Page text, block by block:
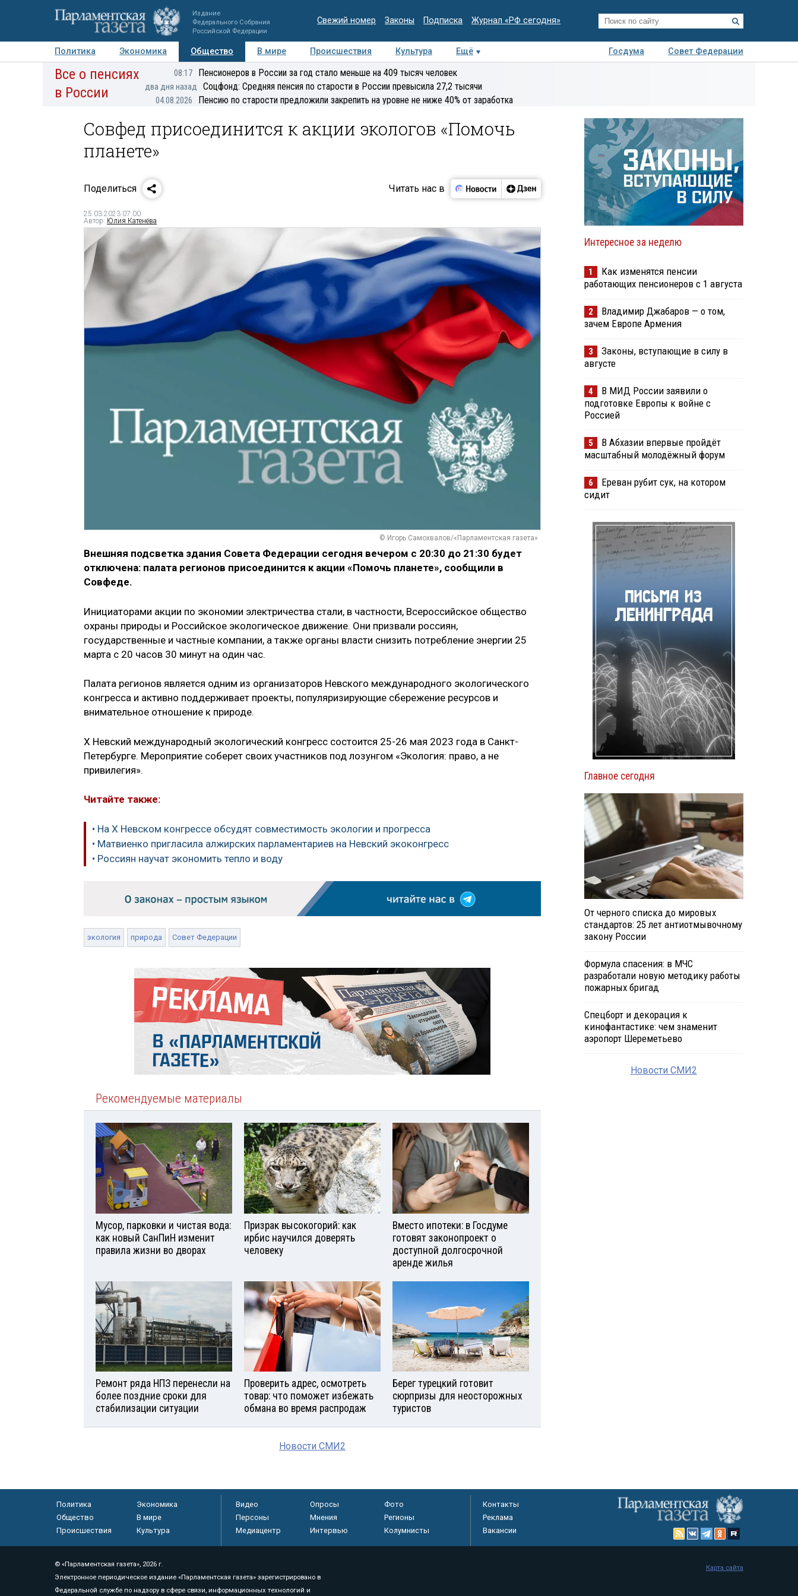
Издание
Федерального Собрания
Российской Федерации
Свежий номер Законы Подписка Журнал «РФ сегодня»
Политика Экономика Общество В мире Происшествия Культура Ещё Госдума
Совет Федерации
Авторы Персоны Мнения Регионы Медиацентр Интервью Колумнисты
Все о пенсиях
в России
08:17 Пенсионеров в России за год стало меньше на 409 тысяч человек
два дня назад Соцфонд: Средняя пенсия по старости в России превысила 27,2 тысячи
04.08.2026 Пенсию по старости предложили закрепить на уровне не ниже 40% от заработка
Совфед присоединится к акции экологов «Помочь
планете»
Поделиться Читать нас в
25.03.2023 07:00
Автор: Юлия Катенёва
© Игорь Самохвалов/«Парламентская газета»
Внешняя подсветка здания Совета Федерации сегодня вечером с 20:30 до 21:30 будет
отключена: палата регионов присоединится к акции «Помочь планете», сообщили в
Совфеде.
Инициаторами акции по экономии электричества стали, в частности, Всероссийское общество
охраны природы и Российское экологическое движение. Они призвали россиян,
государственные и частные компании, а также органы власти снизить потребление энергии 25
марта с 20 часов 30 минут на один час.
Палата регионов является одним из организаторов Невского международного экологического
конгресса и активно поддерживает проекты, популяризирующие сбережение ресурсов и
внимательное отношение к природе.
Х Невский международный экологический конгресс состоится 25-26 мая 2023 года в Санкт-
Петербурге. Мероприятие соберет своих участников под лозунгом «Экология: право, а не
привилегия».
Читайте также:
• На X Невском конгрессе обсудят совместимость экологии и прогресса
• Матвиенко пригласила алжирских парламентариев на Невский экоконгресс
• Россиян научат экономить тепло и воду
экология природа Совет Федерации
Рекомендуемые материалы
Мусор, парковки и чистая вода:
как новый СанПиН изменит
правила жизни во дворах
Призрак высокогорий: как
ирбис научился доверять
человеку
Вместо ипотеки: в Госдуме
готовят законопроект о
доступной долгосрочной
аренде жилья
Ремонт ряда НПЗ перенесли на
более поздние сроки для
стабилизации ситуации
Проверить адрес, осмотреть
товар: что поможет избежать
обмана во время распродаж
Берег турецкий готовит
сюрпризы для неосторожных
туристов
Новости СМИ2
Интересное за неделю
1
Как изменятся пенсии
работающих пенсионеров с 1 августа
2
Владимир Джабаров — о том,
зачем Европе Армения
3
Законы, вступающие в силу в
августе
4
В МИД России заявили о
подготовке Европы к войне с
Россией
5
В Абхазии впервые пройдёт
масштабный молодёжный форум
6
Ереван рубит сук, на котором
сидит
Главное сегодня
От черного списка до мировых
стандартов: 25 лет антиотмывочному
закону России
Формула спасения: в МЧС
разработали новую методику работы
пожарных бригад
Спецборт и декорация к
кинофантастике: чем знаменит
аэропорт Шереметьево
Новости СМИ2
Политика
Экономика
Общество
В мире
Происшествия
Культура
Видео Опросы
Фото
Персоны
Мнения
Регионы
Медиацентр
Интервью Колумнисты
Контакты
Реклама
Вакансии
© «Парламентская газета», 2026 г.
Электронное периодическое издание «Парламентская газета» зарегистрировано в
Федеральной службе по надзору в сфере связи, информационных технологий и
Карта сайта